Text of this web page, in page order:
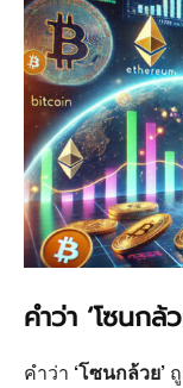
คำว่า ‘โซนกล้
คำว่า ‘โซนกล้วย’